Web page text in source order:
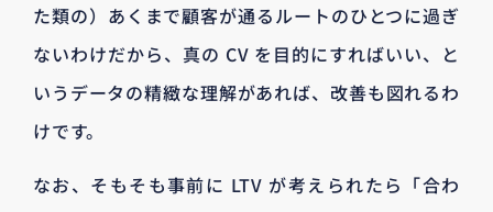
た類の）あくまで顧客が通るルートのひとつに過ぎ
ないわけだから、真の CV を目的にすればいい、と
いうデータの精緻な理解があれば、改善も図れるわ
けです。
なお、そもそも事前に LTV が考えられたら「合わ